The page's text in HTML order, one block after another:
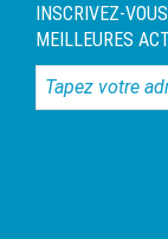
INSCRIVEZ-
MEILLEURES
Tapez
votre